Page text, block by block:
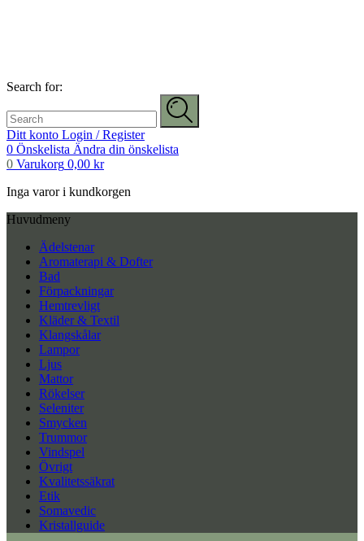
Search for:
Ditt konto Login / Register
0 Önskelista Ändra din önskelista
0 Varukorg 0,00 kr
Inga varor i kundkorgen
Huvudmeny
Ädelstenar
Aromaterapi & Dofter
Bad
Förpackningar
Hemtrevligt
Kläder & Textil
Klangskålar
Lampor
Ljus
Mattor
Rökelser
Seleniter
Smycken
Trummor
Vindspel
Övrigt
Kvalitetssäkrat
Etik
Somavedic
Kristallguide